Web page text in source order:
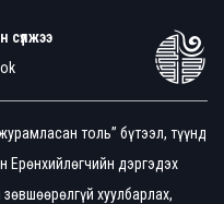
сүлжээ
толь” бүтээл, түүнд
дэргэдэх
хуулбарлах,